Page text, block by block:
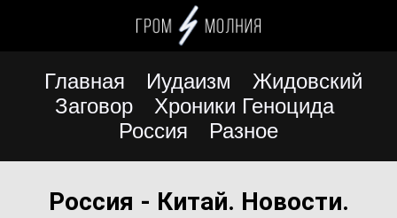
Главная Иудаизм
Жидовский
Заговор
Хроники Геноцида
Россия
Разное
Россия - Китай. Новости.